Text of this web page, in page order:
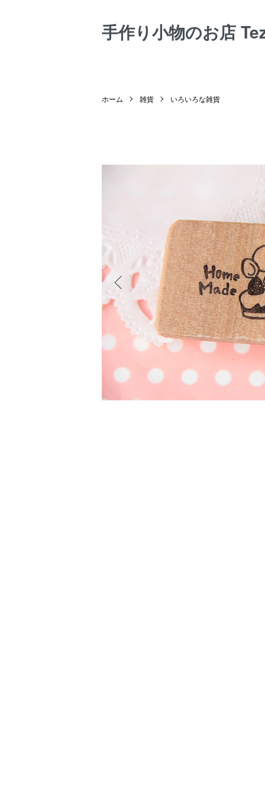
手作り小物のお店
ホーム 雑貨 いろいろな雑貨